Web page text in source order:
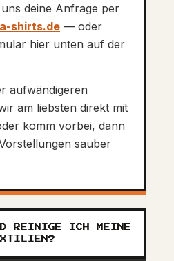
deine Anfrage per
shirts.de — oder
hier unten auf der
aufwändigeren
am liebsten direkt mit
komm vorbei, dann
sauber
REINIGE ICH MEINE